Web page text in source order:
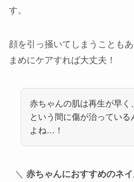
す。
顔を引っ掻いてしまうことも
まめにケアすれば大丈夫！
赤ちゃんの肌は再生が早く
という間に傷が治っている
よね…！
＼ 赤ちゃんにおすすめのネイ